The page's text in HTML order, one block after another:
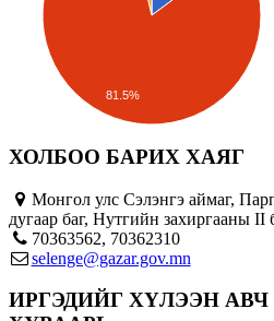
81.5%
ХОЛБОО БАРИХ ХАЯГ
Монгол улс Сэлэнгэ аймаг,
дугаар баг, Нутгийн захиргааны II
70363562, 70362310
selenge@gazar.gov.mn
ИРГЭДИЙГ ХҮЛЭЭН